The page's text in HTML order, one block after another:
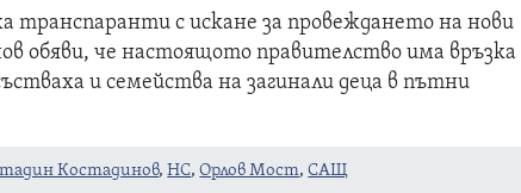
транспаранти с искане за провеждането на нови
обяви, че настоящото правителство има връзка
и семейства на загинали деца в пътни
Костадинов,НС,Орлов Мост,САЩ